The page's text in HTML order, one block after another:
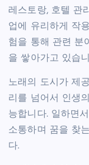
레스토랑, 호텔 관
업에 유리하게 작
험을 통해 관련 분
을 쌓아가고 있습
노래의 도시가 제
리를 넘어서 인생
능합니다. 일하면
소통하며 꿈을 찾
다.